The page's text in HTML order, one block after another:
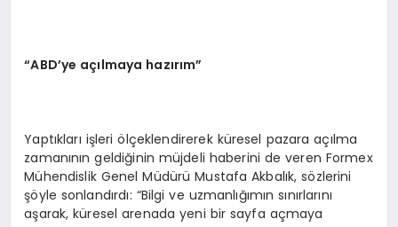
“ABD’ye açılmaya hazırım”
Yaptıkları işleri ölçeklendirerek küresel pazara açılma
zamanının geldiğinin müjdeli haberini de veren Formex
Mühendislik Genel Müdürü Mustafa Akbalık, sözlerini
şöyle sonlandırdı: “Bilgi ve uzmanlığımın sınırlarını
aşarak, küresel arenada yeni bir sayfa açmaya